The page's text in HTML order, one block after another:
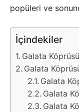
popüleri ve
İçindekiler
Galata
Galata
Galata
Galata
Galata